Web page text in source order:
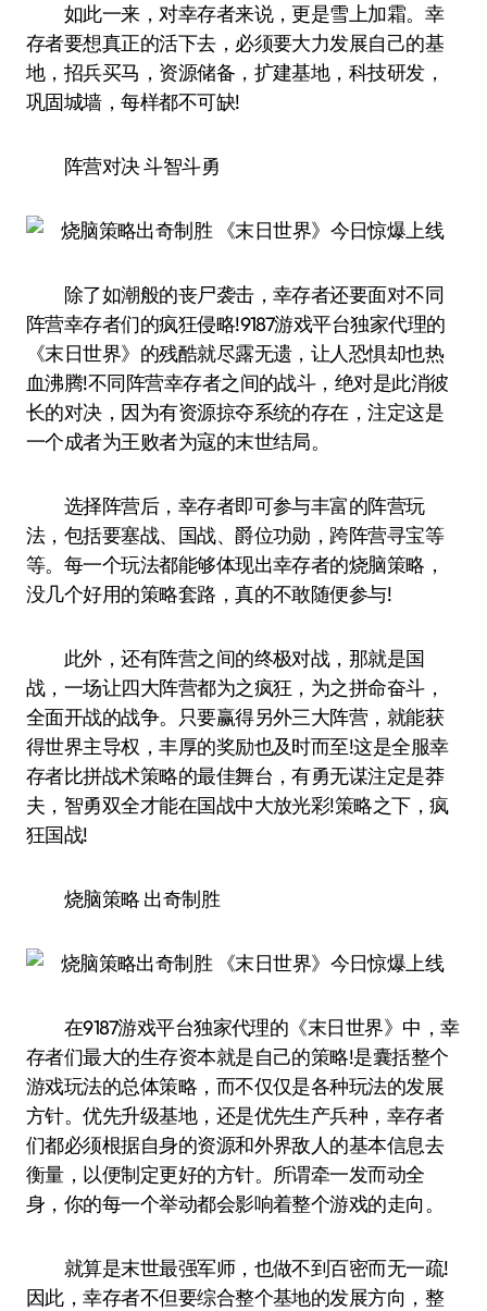
如此一来，对幸存者来说，更是雪上加霜。幸
存者要想真正的活下去，必须要大力发展自己的基
地，招兵买马，资源储备，扩建基地，科技研发，
巩固城墙，每样都不可缺!
阵营对决 斗智斗勇
除了如潮般的丧尸袭击，幸存者还要面对不同
阵营幸存者们的疯狂侵略!9187游戏平台独家代理的
《末日世界》的残酷就尽露无遗，让人恐惧却也热
血沸腾!不同阵营幸存者之间的战斗，绝对是此消彼
长的对决，因为有资源掠夺系统的存在，注定这是
一个成者为王败者为寇的末世结局。
选择阵营后，幸存者即可参与丰富的阵营玩
法，包括要塞战、国战、爵位功勋，跨阵营寻宝等
等。每一个玩法都能够体现出幸存者的烧脑策略，
没几个好用的策略套路，真的不敢随便参与!
此外，还有阵营之间的终极对战，那就是国
战，一场让四大阵营都为之疯狂，为之拼命奋斗，
全面开战的战争。只要赢得另外三大阵营，就能获
得世界主导权，丰厚的奖励也及时而至!这是全服幸
存者比拼战术策略的最佳舞台，有勇无谋注定是莽
夫，智勇双全才能在国战中大放光彩!策略之下，疯
狂国战!
烧脑策略 出奇制胜
在9187游戏平台独家代理的《末日世界》中，幸
存者们最大的生存资本就是自己的策略!是囊括整个
游戏玩法的总体策略，而不仅仅是各种玩法的发展
方针。优先升级基地，还是优先生产兵种，幸存者
们都必须根据自身的资源和外界敌人的基本信息去
衡量，以便制定更好的方针。所谓牵一发而动全
身，你的每一个举动都会影响着整个游戏的走向。
就算是末世最强军师，也做不到百密而无一疏!
因此，幸存者不但要综合整个基地的发展方向，整